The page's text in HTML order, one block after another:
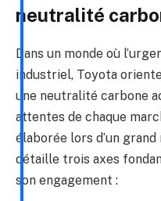
neutralité
Dans un monde où
industriel, Toyota
une neutralité carbone
attentes de chaque
élaborée lors d’un
détaille trois axes
son engagement :